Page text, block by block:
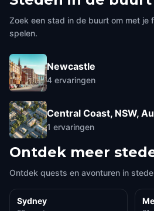
Zoek een stad in de buurt om met je
spelen.
Newcastle
4 ervaringen
Central Coast, NSW,
1 ervaringen
Ontdek meer
Ontdek quests en avonturen in
Sydney